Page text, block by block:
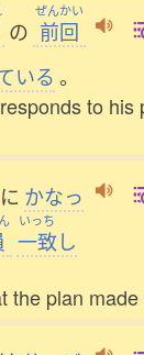
の
ぜんかい
前回
いる 。
to his
に かなっ
いっち
一致し
the plan made